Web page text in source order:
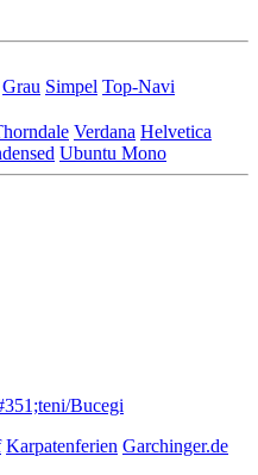
Grau Simpel Top-Navi
Verdana Helvetica
Ubuntu Mono
Bucegi
Karpatenferien Garchinger.de